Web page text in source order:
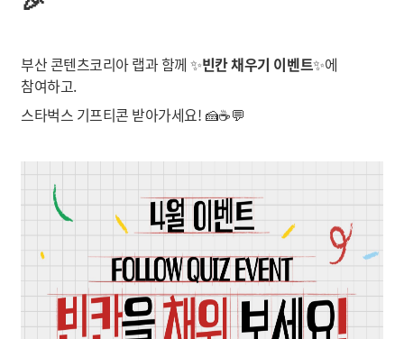
부산 콘텐츠코리아 랩과 함께 ✨빈칸 채우기 이벤트✨에
참여하고.
스타벅스 기프티콘 받아가세요! 🍰☕💬